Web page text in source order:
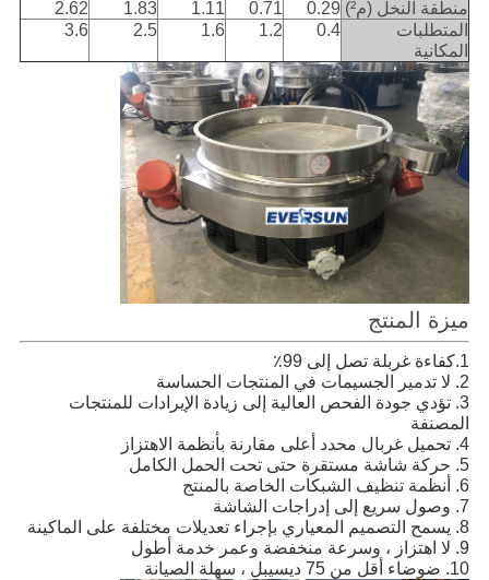
منطقة النخل (م²) 0.29
0.71
1.11
1.83
2.62
المتطلبات
المكانية
0.4
1.2
1.6
2.5
3.6
ميزة المنتج
1.كفاءة غربلة تصل إلى 99٪
2. لا تدمير الجسيمات في المنتجات الحساسة
المصنفة
4. تحميل غربال محدد أعلى مقارنة بأنظمة الاهتزاز
5. حركة شاشة مستقرة حتى تحت الحمل الكامل
6. أنظمة تنظيف الشبكات الخاصة بالمنتج
7. وصول سريع إلى إدراجات الشاشة
8. يسمح التصميم المعياري بإجراء تعديلات مختلفة على الماكينة
9. لا اهتزاز ، وسرعة منخفضة وعمر خدمة أطول
10. ضوضاء أقل من 75 ديسيبل ، سهلة الصيانة